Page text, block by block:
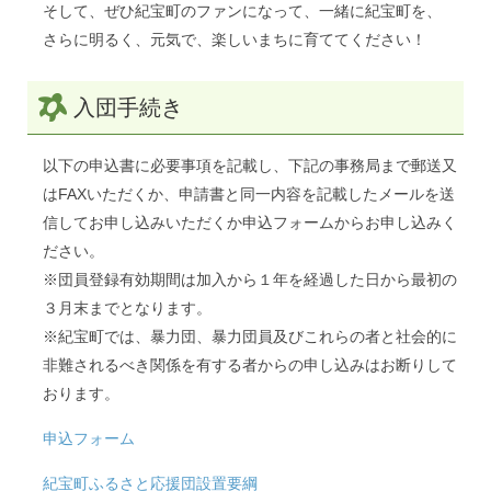
そして、ぜひ紀宝町のファンになって、一緒に紀宝町を、
さらに明るく、元気で、楽しいまちに育ててください！
入団手続き
以下の申込書に必要事項を記載し、下記の事務局まで郵送又
はFAXいただくか、申請書と同一内容を記載したメールを送
信してお申し込みいただくか申込フォームからお申し込みく
ださい。
※団員登録有効期間は加入から１年を経過した日から最初の
３月末までとなります。
※紀宝町では、暴力団、暴力団員及びこれらの者と社会的に
非難されるべき関係を有する者からの申し込みはお断りして
おります。
申込フォーム
紀宝町ふるさと応援団設置要綱